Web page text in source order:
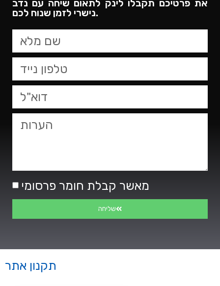
את פרטיכם תקבלו לינק לתאום שיחה עם נדב
נישרי לזמן שנוח לכם.​
מאשר קבלת חומר פרסומי
שליחה
תקנון אתר